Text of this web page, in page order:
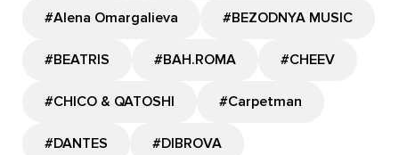
#Alena Omargalieva #BEZODNYA MUSIC
#BEATRIS #BAH.ROMA #CHEEV
#CHICO & QATOSHI #Carpetman
#DANTES #DIBROVA